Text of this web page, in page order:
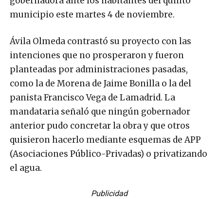
municipio este martes 4 de noviembre.
Ávila Olmeda contrastó su proyecto con las
intenciones que no prosperaron y fueron
planteadas por administraciones pasadas,
como la de Morena de Jaime Bonilla o la del
panista Francisco Vega de Lamadrid. La
mandataria señaló que ningún gobernador
anterior pudo concretar la obra y que otros
quisieron hacerlo mediante esquemas de APP
(Asociaciones Público-Privadas) o privatizando
el agua.
Publicidad